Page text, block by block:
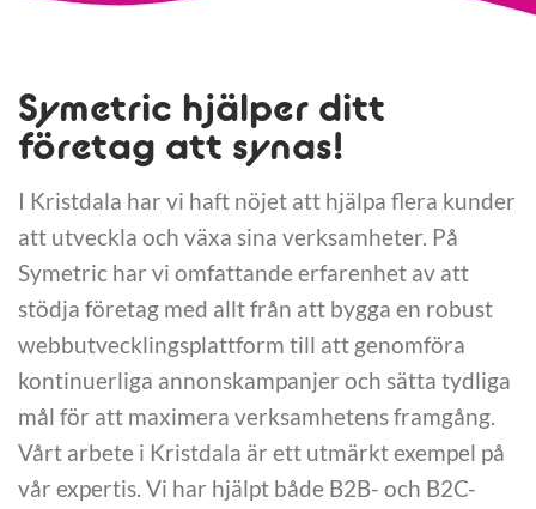
Symetric hjälper ditt
företag att synas!
I Kristdala har vi haft nöjet att hjälpa flera kunder
att utveckla och växa sina verksamheter. På
Symetric har vi omfattande erfarenhet av att
stödja företag med allt från att bygga en robust
webbutvecklingsplattform till att genomföra
kontinuerliga annonskampanjer och sätta tydliga
mål för att maximera verksamhetens framgång.
Vårt arbete i Kristdala är ett utmärkt exempel på
vår expertis. Vi har hjälpt både B2B- och B2C-